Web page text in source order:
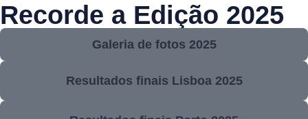
Recorde a Edição 2025
Galeria de fotos 2025
Resultados finais Lisboa 2025